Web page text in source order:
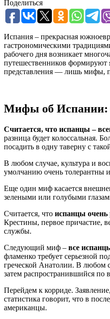
Поделиться
Испания – прекрасная
гастрономическими
рабочего дня возникает
путешественников формируют
представления — лишь мифы,
Мифы об Испании:
Считается, что испанцы –
разница будет колоссальная.
посадить в одну таверну с
В любом случае, культура и
умолчанию очень толерантны
Еще один миф касается
зелеными или голубыми
Считается, что испанцы очень
Крестины, первое причастие,
службы.
Следующий миф – все
фламенко требует серьезной
греческой Анатолии. В любом
затем распространившийся по
Перейдем к корриде.
статистика говорит, что в
американцы.